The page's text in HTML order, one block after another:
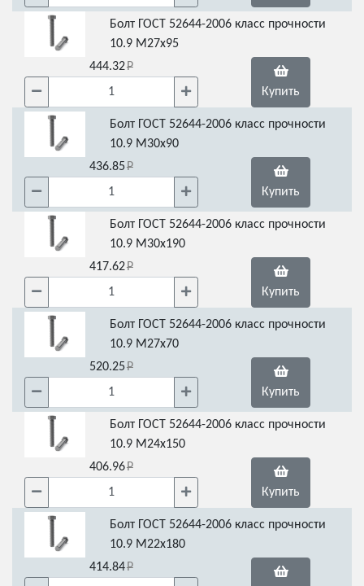
Болт ГОСТ 52644-2006 класс прочности
10.9 М27х95
444.32
Купить
Болт ГОСТ 52644-2006 класс прочности
10.9 М30х90
436.85
Купить
Болт ГОСТ 52644-2006 класс прочности
10.9 М30х190
417.62
Купить
Болт ГОСТ 52644-2006 класс прочности
10.9 М27х70
520.25
Купить
Болт ГОСТ 52644-2006 класс прочности
10.9 М24х150
406.96
Купить
Болт ГОСТ 52644-2006 класс прочности
10.9 М22х180
414.84